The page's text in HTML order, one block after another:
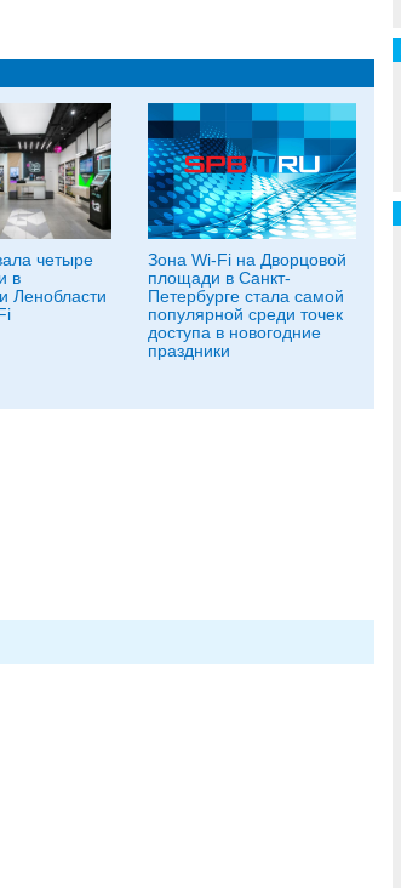
четыре
в
Ленобласти
Зона Wi-Fi на Дворцовой
площади в Санкт-
Петербурге стала самой
популярной среди точек
доступа в новогодние
праздники